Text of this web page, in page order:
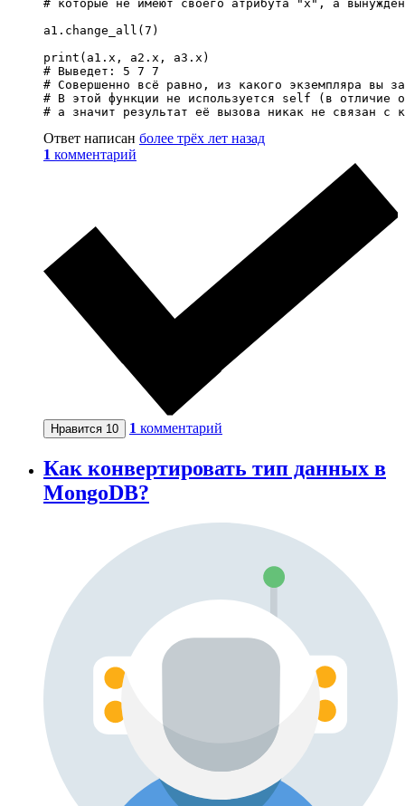
# которые не имеют своего атрибута "x", а
a1.change_all(7)
print(a1.x, a2.x, a3.x)
# Выведет: 5 7 7
# Совершенно всё равно, из какого экземпляра вы
# В этой функции не используется self (в отличие
# а значит результат её вызова никак не связан с
Ответ написан более трёх лет назад
1 комментарий
Нравится 10 1 комментарий
Как конвертировать тип данных в
MongoDB?